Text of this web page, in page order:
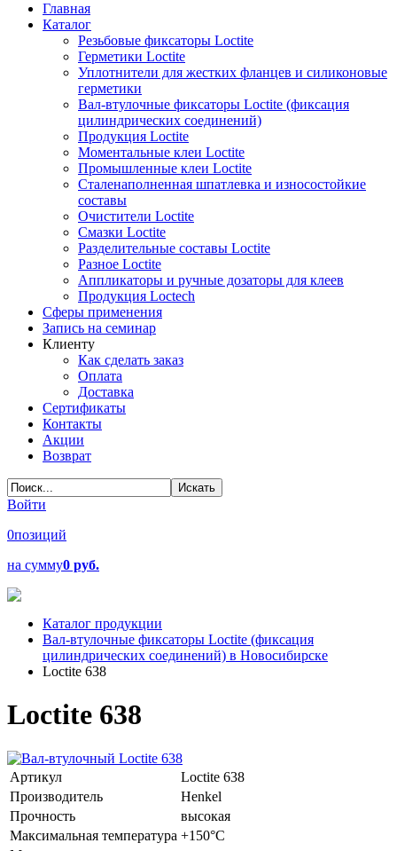
Главная
Каталог
Резьбовые фиксаторы Loctite
Герметики Loctite
Уплотнители для жестких фланцев и силиконовые
герметики
Вал-втулочные фиксаторы Loctite (фиксация
цилиндрических соединений)
Продукция Loctite
Моментальные клеи Loctite
Промышленные клеи Loctite
Сталенаполненная шпатлевка и износостойкие
составы
Очистители Loctite
Смазки Loctite
Разделительные составы Loctite
Разное Loctite
Аппликаторы и ручные дозаторы для клеев
Продукция Loctech
Сферы применения
Запись на семинар
Клиенту
Как сделать заказ
Оплата
Доставка
Сертификаты
Контакты
Акции
Возврат
Войти
0позиций
на сумму0 руб.
Каталог продукции
Вал-втулочные фиксаторы Loctite (фиксация
цилиндрических соединений) в Новосибирске
Loctite 638
Loctite 638
Артикул
Loctite 638
Производитель
Henkel
Прочность
высокая
Максимальная температура +150°C